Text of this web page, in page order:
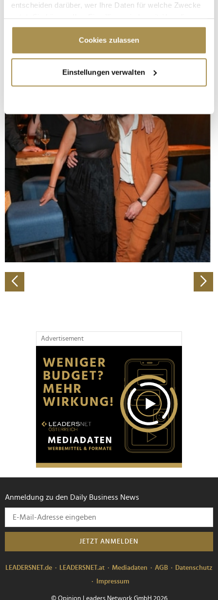
entscheiden darüber, wer Ihre Daten für welche Zwecke
Cookie-Erklärung oder durch Klicken auf das Privacy
Trigger Symbol ändern oder widerrufen
Informationen über Ihre geografische Lage
erfassen, welche bis auf einige Meter genau sein
bestimmten Merkmalen (Fingerprinting) identifizieren
Erfahren Sie mehr darüber, wie Ihre persönlichen Daten
verarbeitet werden, und legen Sie Ihre Präferenzen im
Abschnitt Einzelheitenfest.
Wir verwenden Cookies, um Inhalte und Anzeigen zu
personalisieren, Funktionen für soziale Medien anbieten
zu können und die Zugriffe auf unsere Website zu
analysieren. Außerdem geben wir Informationen zu Ihrer
Verwendung unserer Website an unsere Partner für
soziale Medien, Werbung und Analysen weiter. Unsere
Partner führen diese Informationen möglicherweise mit
haben oder die sie im Rahmen Ihrer Nutzung der Dienste
gesammelt haben.
Cookies zulassen
Einstellungen verwalten
Advertisement
Anmeldung zu den Daily Business News
JETZT ANMELDEN
LEADERSNET.de LEADERSNET.at Mediadaten AGB
Datenschutz
Impressum